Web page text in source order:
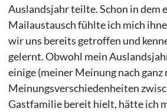
Auslandsjahr teilte. Schon in dem
Mailaustausch fühlte ich mich
wir uns bereits getroffen und
gelernt. Obwohl mein
einige (meiner Meinung nach
Meinungsverschiedenheiten
Gastfamilie bereit hielt, hätte ich